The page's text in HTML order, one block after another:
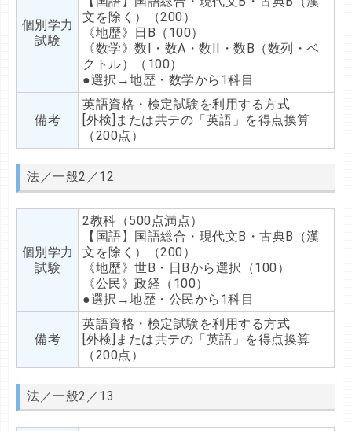
個別学力
試験
文を除く）（200）
《地歴》日B（100）
《数学》数I・数A・数II・数B（数列・ベ
クトル）（100）
●選択→地歴・数学から1科目
備考
英語資格・検定試験を利用する方式
[外検]または共テの「英語」を得点換算
（200点）
法／一般2／12
個別学力
試験
2教科（500点満点）
【国語】国語総合・現代文B・古典B（漢
文を除く）（200）
《地歴》世B・日Bから選択（100）
《公民》政経（100）
●選択→地歴・公民から1科目
備考
英語資格・検定試験を利用する方式
[外検]または共テの「英語」を得点換算
（200点）
法／一般2／13